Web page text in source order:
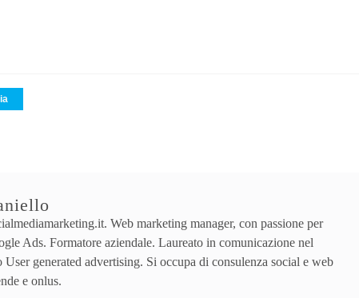
Web marketing manager, con passione per
Ads. Formatore aziendale. Laureato in comunicazione nel
User generated advertising. Si occupa di consulenza social e web
e onlus.